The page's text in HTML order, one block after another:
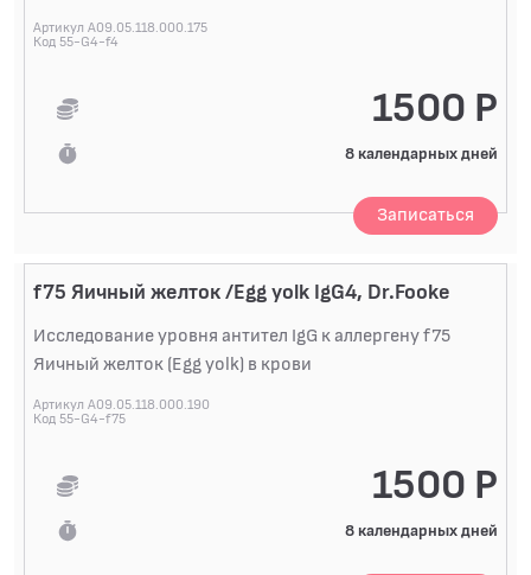
Артикул A09.05.118.000.175
Код 55-G4-f4
1500 Р
8 календарных дней
Записаться
f75 Яичный желток /Egg yolk IgG4, Dr.Fooke
Исследование уровня антител IgG к аллергену f75
Яичный желток (Egg yolk) в крови
Артикул A09.05.118.000.190
Код 55-G4-f75
1500 Р
8 календарных дней